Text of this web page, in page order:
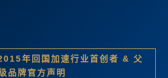
年回国加速行业首创者 & 父
品牌官方声明